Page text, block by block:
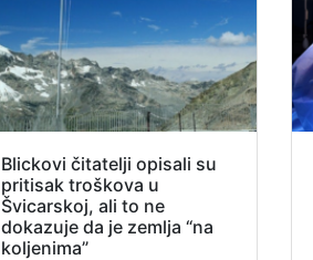
Blickovi čitatelji opisali su
pritisak troškova u
Švicarskoj, ali to ne
dokazuje da je zemlja “na
koljenima”